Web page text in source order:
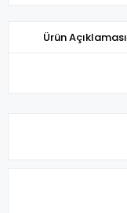
Ürün Açıklaması